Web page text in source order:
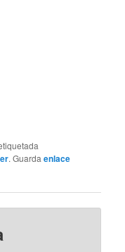
. Guardaenlace